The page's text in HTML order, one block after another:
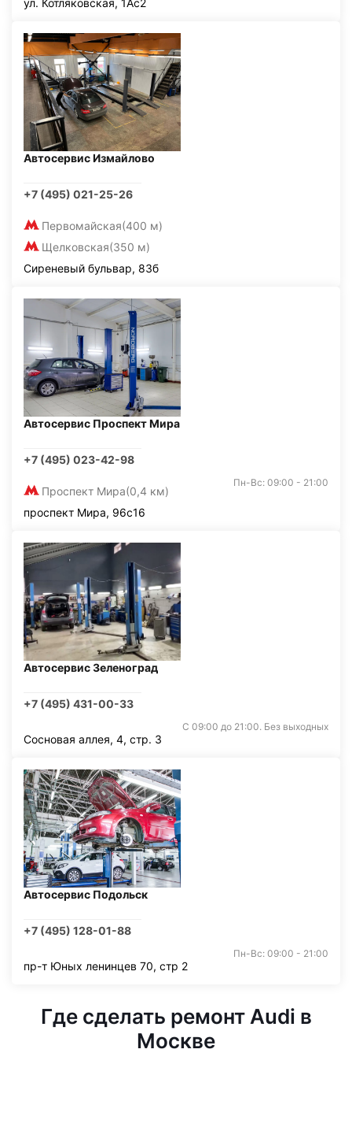
ул. Котляковская, 1Ас2
Автосервис Измайлово
+7 (495) 021-25-26
Первомайская(400 м)
Щелковская(350 м)
Сиреневый бульвар, 83б
Автосервис Проспект Мира
+7 (495) 023-42-98
Проспект Мира(0,4 км)
Пн-Вс: 09:00 - 21:00
проспект Мира, 96с16
Автосервис Зеленоград
+7 (495) 431-00-33
С 09:00 до 21:00. Без выходных
Сосновая аллея, 4, стр. 3
Автосервис Подольск
+7 (495) 128-01-88
Пн-Вс: 09:00 - 21:00
пр-т Юных ленинцев 70, стр 2
Где сделать ремонт Audi в
Москве